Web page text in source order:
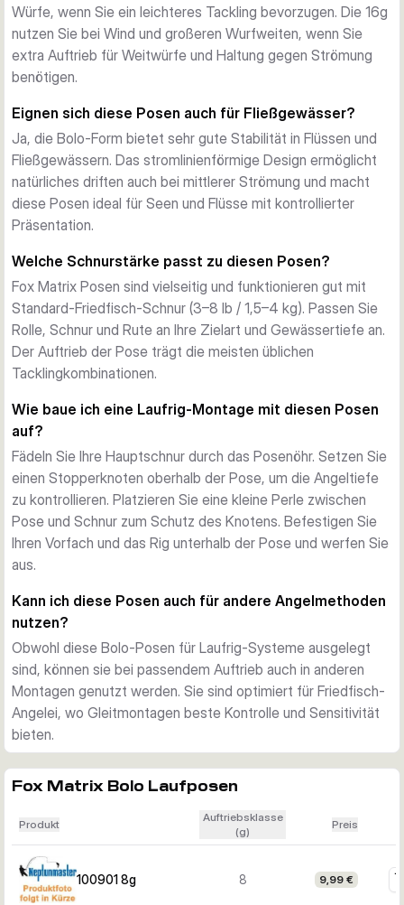
Design und Leistung
Das glatte, verjüngte Bolo-Profil minimiert den
Wasserwiderstand beim Werfen und driften und ermöglicht
eine natürliche Präsentation. Das stabile Design garantiert
Wasserzuständen. Fox Matrix Ingenieurskunst sichert
konstanten Auftrieb über die ganze Saison.
Laufrig-Montage
Diese Posen funktionieren perfekt in Gleitsystemen, in
denen die Pose frei auf der Hauptschnur gleitet.
Positionieren Sie Ihren Stopperknoten zur Tiefenkontrolle
Jedes Set enthält 5 Posen für längere Angeltage.
Würfe, wenn Sie ein leichteres Tackling bevorzugen. Die 16g
nutzen Sie bei Wind und großeren Wurfweiten, wenn Sie
extra Auftrieb für Weitwürfe und Haltung gegen Strömung
benötigen.
Eignen sich diese Posen auch für Fließgewässer?
Ja, die Bolo-Form bietet sehr gute Stabilität in Flüssen und
Fließgewässern. Das stromlinienförmige Design ermöglicht
natürliches driften auch bei mittlerer Strömung und macht
diese Posen ideal für Seen und Flüsse mit kontrollierter
Präsentation.
Welche Schnurstärke passt zu diesen Posen?
Fox Matrix Posen sind vielseitig und funktionieren gut mit
Standard-Friedfisch-Schnur (3–8 lb / 1,5–4 kg). Passen Sie
Rolle, Schnur und Rute an Ihre Zielart und Gewässertiefe an.
Der Auftrieb der Pose trägt die meisten üblichen
Tacklingkombinationen.
Wie baue ich eine Laufrig-Montage mit diesen Posen
auf?
Fädeln Sie Ihre Hauptschnur durch das Posenöhr. Setzen Sie
einen Stopperknoten oberhalb der Pose, um die Angeltiefe
zu kontrollieren. Platzieren Sie eine kleine Perle zwischen
Pose und Schnur zum Schutz des Knotens. Befestigen Sie
Ihren Vorfach und das Rig unterhalb der Pose und werfen Sie
aus.
Kann ich diese Posen auch für andere Angelmethoden
nutzen?
Obwohl diese Bolo-Posen für Laufrig-Systeme ausgelegt
sind, können sie bei passendem Auftrieb auch in anderen
Montagen genutzt werden. Sie sind optimiert für Friedfisch-
Angelei, wo Gleitmontagen beste Kontrolle und Sensitivität
bieten.
Fox Matrix Bolo Laufposen
Produkt
Auftriebsklasse
(g)
Preis
100901 8g 8 9,99 €